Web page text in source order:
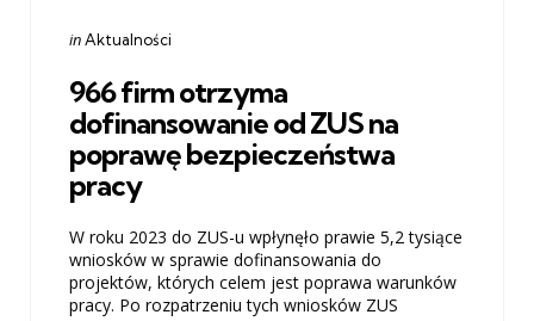
Categories
Posted
inAktualności
966 firm otrzyma
dofinansowanie od ZUS na
poprawę bezpieczeństwa
pracy
W roku 2023 do ZUS-u wpłynęło prawie 5,2 tysiące
wniosków w sprawie dofinansowania do
projektów, których celem jest poprawa warunków
pracy. Po rozpatrzeniu tych wniosków ZUS